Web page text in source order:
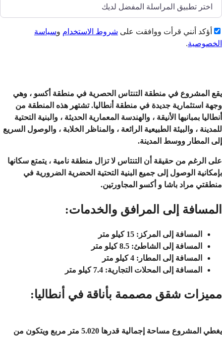
أؤكد أنني قرأت ووافقت على شروط الاستخدام وسياسة
الخصوصية.
يقع المشروع في منطقة التنتاس الحصرية في منطقة أكسو ، وهي
وجهة استثمارية جديدة في منطقة أنطاليا. تشتهر هذه المنطقة من
أنطاليا بمبانيها الأنيقة ، والهندسة المعمارية الحديثة ، والبنية التحتية
للمدينة ، والبيئة الطبيعية الرائعة ، والمناظر الخلابة ، والوصول السريع
إلى المطار ووسط المدينة.
على الرغم من حقيقة أن التنتاس لا تزال منطقة نامية ، يتمتع سكانها
بإمكانية الوصول إلى جميع البنية التحتية الحضرية الضرورية في
منطقتي مراد باشا و أكسو المجاورتين.
المسافة إلى المرافق والخدمات:
المسافة إلى المركز: 15 كيلو متر
المسافة إلى الشاطئ: 8.5 كيلو متر
المسافة إلى المطار: 4 كيلو متر
المسافة إلى المحلات التجارية: 7.4 كيلو متر
مميزات شقق مصممة بأناقة في أنطاليا:
يغطي المشروع مساحة إجمالية قدرها 5.020 متر مربع ويتكون من